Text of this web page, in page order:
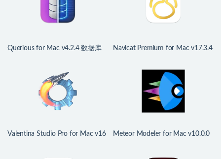
Querious for Mac v4.2.4 数据库
Navicat Premium for Mac v17.3.4
Valentina Studio Pro for Mac v16
Meteor Modeler for Mac v10.0.0